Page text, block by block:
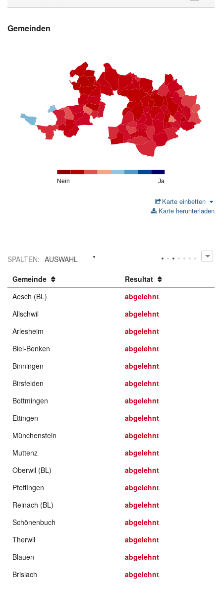
Gemeinden
Nein Ja
Karte einbetten
Karte herunterladen
SPALTEN: AUSWAHL
Gemeinde
Resultat
Aesch (BL)
abgelehnt
Allschwil
abgelehnt
Arlesheim
abgelehnt
Biel-Benken
abgelehnt
Binningen
abgelehnt
Birsfelden
abgelehnt
Bottmingen
abgelehnt
Ettingen
abgelehnt
Münchenstein
abgelehnt
Muttenz
abgelehnt
Oberwil (BL)
abgelehnt
Pfeffingen
abgelehnt
Reinach (BL)
abgelehnt
Schönenbuch
abgelehnt
Therwil
abgelehnt
Blauen
abgelehnt
Brislach
abgelehnt